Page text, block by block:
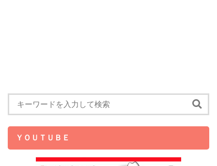
ＹＯＵＴＵＢＥ